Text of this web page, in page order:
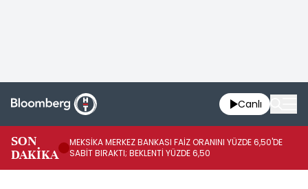
Canlı
SON
DAKİKA
MEKSİKA MERKEZ BANKASI FAİZ ORANINI YÜZDE 6,50'DE
SABİT BIRAKTI; BEKLENTİ YÜZDE 6,50